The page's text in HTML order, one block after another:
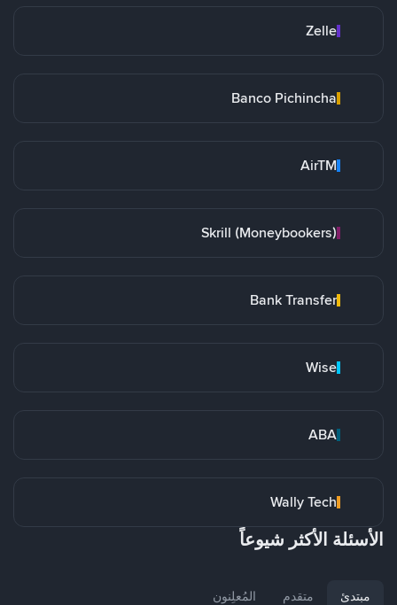
Zelle
Banco Pichincha
AirTM
Skrill (Moneybookers)
Bank Transfer
Wise
ABA
Wally Tech
الأسئلة الأكثر شيوعاً
مبتدئ متقدم المُعلِنون